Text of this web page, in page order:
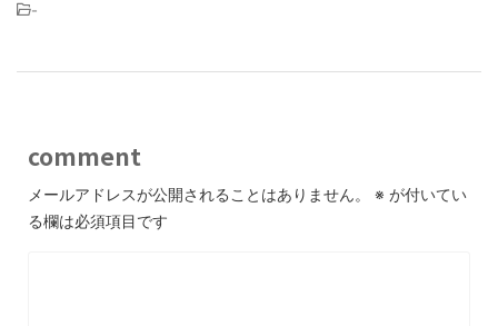
-
comment
メールアドレスが公開されることはありません。 ※ が付いてい
る欄は必須項目です